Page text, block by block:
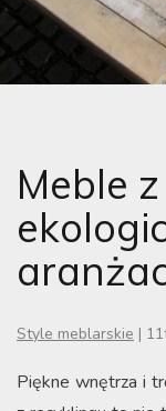
Meble
Style meblarskie |
Piękne wnętrza i